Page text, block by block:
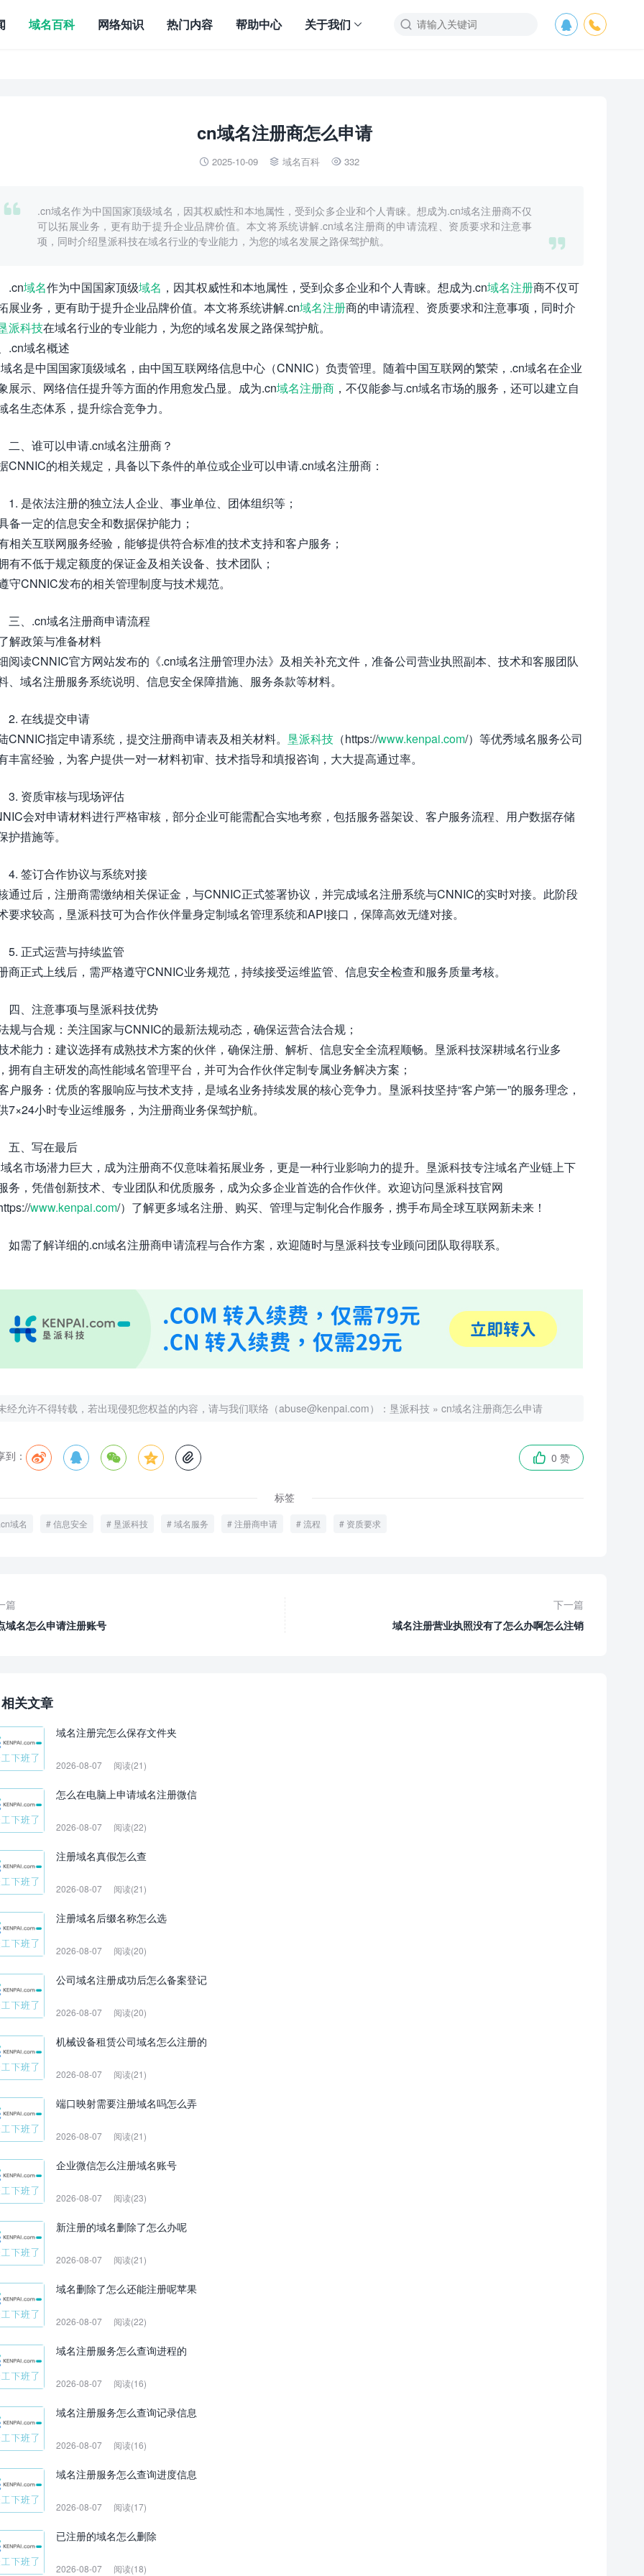
 

域名百科 网络知识 热门内容 帮助中心 关于我们
cn域名注册商怎么申请
 2025-10-09  域名百科  332


.cn域名作为中国国家顶级域名，因其权威性和本地属性，受到众多企业和个人青睐。想成为.cn域名注册商不仅
可以拓展业务，更有助于提升企业品牌价值。本文将系统讲解.cn域名注册商的申请流程、资质要求和注意事
项，同时介绍垦派科技在域名行业的专业能力，为您的域名发展之路保驾护航。
.cn域名作为中国国家顶级域名 ，因其权威性和本地属性，受到众多企业和个人青睐。想成为.cn域名注册商不仅可
展业务，更有助于提升企业品牌价值。本文将系统讲解.cn域名注册商的申请流程、资质要求和注意事项，同时介
派科技在域名行业的专业能力，为您的域名发展之路保驾护航。
.cn域名概述
名是中国国家顶级域名，由中国互联网络信息中心（CNNIC）负责管理。随着中国互联网的繁荣，.cn域名在企业
展示、网络信任提升等方面的作用愈发凸显。成为.cn域名注册商 ，不仅能参与.cn域名市场的服务，还可以建立自
名生态体系，提升综合竞争力。
二、谁可以申请.cn域名注册商？
CNNIC的相关规定，具备以下条件的单位或企业可以申请.cn域名注册商：
1. 是依法注册的独立法人企业、事业单位、团体组织等；
备一定的信息安全和数据保护能力；
相关互联网服务经验，能够提供符合标准的技术支持和客户服务；
有不低于规定额度的保证金及相关设备、技术团队；
守CNNIC发布的相关管理制度与技术规范。
三、.cn域名注册商申请流程
解政策与准备材料
阅读CNNIC官方网站发布的《.cn域名注册管理办法》及相关补充文件，准备公司营业执照副本、技术和客服团队
、域名注册服务系统说明、信息安全保障措施、服务条款等材料。
2. 在线提交申请
CNNIC指定申请系统，提交注册商申请表及相关材料。 垦派科技 （https://www.kenpai.com/）等优秀域名服务公司
丰富经验，为客户提供一对一材料初审、技术指导和填报咨询，大大提高通过率。
3. 资质审核与现场评估
会对申请材料进行严格审核，部分企业可能需配合实地考察，包括服务器架设、客户服务流程、用户数据存储
护措施等。
4. 签订合作协议与系统对接
通过后，注册商需缴纳相关保证金，与CNNIC正式签署协议，并完成域名注册系统与CNNIC的实时对接。此阶段
要求较高，垦派科技可为合作伙伴量身定制域名管理系统和API接口，保障高效无缝对接。
5. 正式运营与持续监管
商正式上线后，需严格遵守CNNIC业务规范，持续接受运维监管、信息安全检查和服务质量考核。
四、注意事项与垦派科技优势
规与合规：关注国家与CNNIC的最新法规动态，确保运营合法合规；
术能力：建议选择有成熟技术方案的伙伴，确保注册、解析、信息安全全流程顺畅。垦派科技深耕域名行业多
拥有自主研发的高性能域名管理平台，并可为合作伙伴定制专属业务解决方案；
户服务：优质的客服响应与技术支持，是域名业务持续发展的核心竞争力。垦派科技坚持“客户第一”的服务理念，
7×24小时专业运维服务，为注册商业务保驾护航。
五、写在最后
名市场潜力巨大，成为注册商不仅意味着拓展业务，更是一种行业影响力的提升。垦派科技专注域名产业链上下
务，凭借创新技术、专业团队和优质服务，成为众多企业首选的合作伙伴。欢迎访问垦派科技官网
www.kenpai.com/）了解更多域名注册、购买、管理与定制化合作服务，携手布局全球互联网新未来！
如需了解详细的.cn域名注册商申请流程与合作方案，欢迎随时与垦派科技专业顾问团队取得联系。
经允许不得转载，若出现侵犯您权益的内容，请与我们联络（abuse@kenpai.com）： 垦派科技 » cn域名注册商怎么申请
到：       0 赞
标签
域名 信息安全 垦派科技 域名服务 注册商申请 流程 资质要求
篇
域名怎么申请注册账号
下一篇
域名注册营业执照没有了怎么办啊怎么注销
相关文章
域名注册完怎么保存文件夹
2026-08-07 阅读(21)
怎么在电脑上申请域名注册微信
2026-08-07 阅读(22)
注册域名真假怎么查
2026-08-07 阅读(21)
注册域名后缀名称怎么选
2026-08-07 阅读(20)
公司域名注册成功后怎么备案登记
2026-08-07 阅读(20)
机械设备租赁公司域名怎么注册的
2026-08-07 阅读(21)
端口映射需要注册域名吗怎么弄
2026-08-07 阅读(21)
企业微信怎么注册域名账号
2026-08-07 阅读(23)
新注册的域名删除了怎么办呢
2026-08-07 阅读(21)
域名删除了怎么还能注册呢苹果
2026-08-07 阅读(22)
域名注册服务怎么查询进程的
2026-08-07 阅读(16)
域名注册服务怎么查询记录信息
2026-08-07 阅读(16)
域名注册服务怎么查询进度信息
2026-08-07 阅读(17)
已注册的域名怎么删除
2026-08-07 阅读(18)